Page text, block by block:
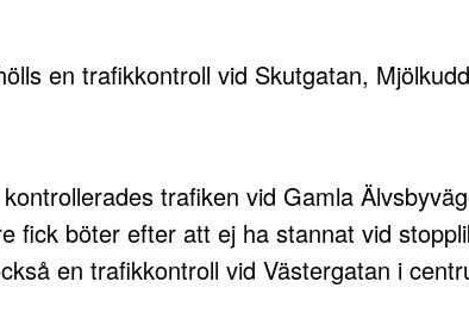
en trafikkontroll vid Skutgatan,
trafiken vid Gamla
fick böter efter att ej ha stannat vid
en trafikkontroll vid Västergatan i